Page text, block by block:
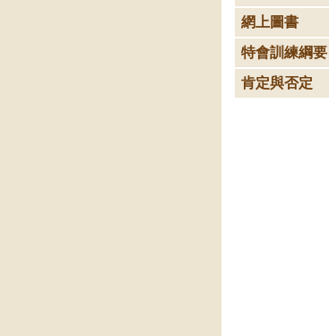
網上圖書
特會訓練綱要
肯定與否定